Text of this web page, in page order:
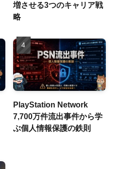
増させる3つのキャリア戦
略
PlayStation Network
7,700万件流出事件から学
ぶ個人情報保護の鉄則